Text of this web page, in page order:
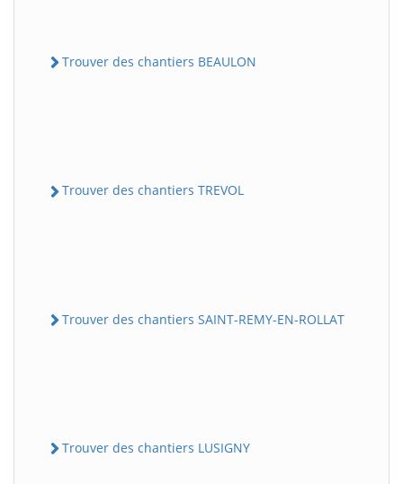
Trouver des chantiers BEAULON
Trouver des chantiers TREVOL
Trouver des chantiers SAINT-REMY-EN-ROLLAT
Trouver des chantiers LUSIGNY